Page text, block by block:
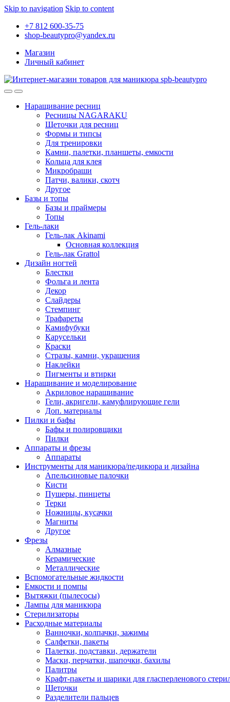
Skip to navigation Skip to content
+7 812 600-35-75
shop-beautypro@yandex.ru
Магазин
Личный кабинет
Наращивание ресниц
Ресницы NAGARAKU
Щеточки для ресниц
Формы и типсы
Для тренировки
Камни, палетки, планшеты, емкости
Кольца для клея
Микробраши
Патчи, валики, скотч
Другое
Базы и топы
Базы и праймеры
Топы
Гель-лаки
Гель-лак Akinami
Основная коллекция
Гель-лак Grattol
Дизайн ногтей
Блестки
Фольга и лента
Декор
Слайдеры
Стемпинг
Трафареты
Камифубуки
Карусельки
Краски
Стразы, камни, украшения
Наклейки
Пигменты и втирки
Наращивание и моделирование
Акриловое наращивание
Гели, акригели, камуфлирующие гели
Доп. материалы
Пилки и бафы
Бафы и полировщики
Пилки
Аппараты и фрезы
Аппараты
Инструменты для маникюра/педикюра и дизайна
Апельсиновые палочки
Кисти
Пушеры, пинцеты
Терки
Ножницы, кусачки
Магниты
Другое
Фрезы
Алмазные
Керамические
Металлические
Вспомогательные жидкости
Емкости и помпы
Вытяжки (пылесосы)
Лампы для маникюра
Стерилизаторы
Расходные материалы
Ванночки, колпачки, зажимы
Салфетки, пакеты
Палетки, подставки, держатели
Маски, перчатки, шапочки, бахилы
Палитры
Крафт-пакеты и шарики для гласперленового
Щеточки
Разделители пальцев